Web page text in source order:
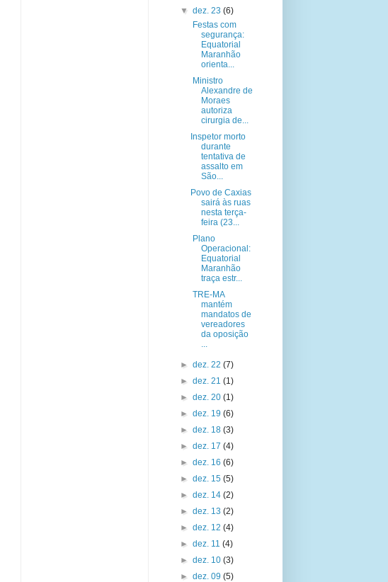
▼ dez. 23 (6)
Festas com
segurança:
Equatorial
Maranhão
orienta...
Ministro
Alexandre de
Moraes
autoriza
cirurgia de...
Inspetor morto
durante
tentativa de
assalto em
São...
Povo de Caxias
sairá às ruas
nesta terça-
feira (23...
Plano
Operacional:
Equatorial
Maranhão
traça estr...
TRE-MA
mantém
mandatos de
vereadores
da oposição
...
► dez. 22 (7)
► dez. 21 (1)
► dez. 20 (1)
► dez. 19 (6)
► dez. 18 (3)
► dez. 17 (4)
► dez. 16 (6)
► dez. 15 (5)
► dez. 14 (2)
► dez. 13 (2)
► dez. 12 (4)
► dez. 11 (4)
► dez. 10 (3)
► dez. 09 (5)